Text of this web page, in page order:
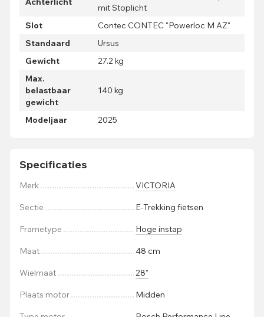
mit Stoplicht
Slot
Contec CONTEC "Powerloc M AZ"
Standaard
Ursus
Gewicht
27.2 kg
Max.
belastbaar
gewicht
140 kg
Modeljaar 2025
Specificaties
Merk VICTORIA
Sectie E-Trekking fietsen
Frametype Hoge instap
Maat 48 cm
Wielmaat 28"
Plaats motor Midden